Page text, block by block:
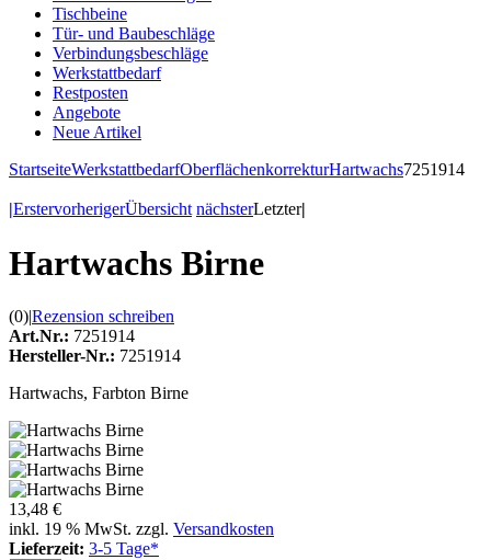
Tischbeine
Tür- und Baubeschläge
Verbindungsbeschläge
Werkstattbedarf
Restposten
Angebote
Neue Artikel
StartseiteWerkstattbedarfOberflächenkorrekturHartwachs7251914
|ErstervorherigerÜbersicht nächsterLetzter|
Hartwachs Birne
(0)|Rezension schreiben
Art.Nr.: 7251914
Hersteller-Nr.: 7251914
Hartwachs, Farbton Birne
13,48 €
inkl. 19 % MwSt. zzgl. Versandkosten
Lieferzeit: 3-5 Tage*